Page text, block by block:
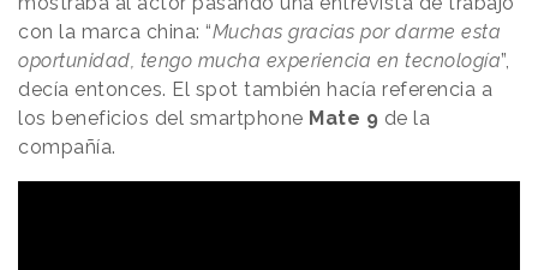
con la marca china: “Muchas gracias por darme esta
oportunidad, tengo mucha experiencia en tecnología”,
decía entonces. El spot también hacía referencia a
los beneficios del smartphone Mate 9 de la
compañía.